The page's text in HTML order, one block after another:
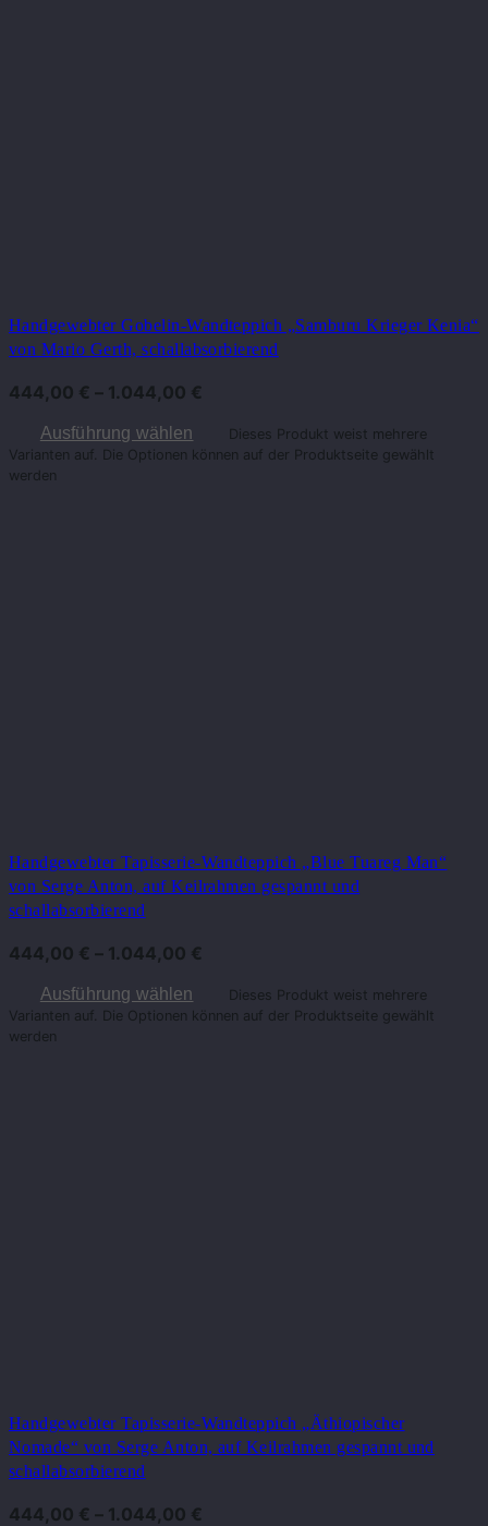
Handgewebter Gobelin-Wandteppich „Samburu Krieger Kenia“
von Mario Gerth, schallabsorbierend
444,00 € – 1.044,00 €
Ausführung wählen
Dieses Produkt weist mehrere
Varianten auf. Die Optionen können auf der Produktseite gewählt
werden
Handgewebter Tapisserie-Wandteppich „Blue Tuareg Man“
von Serge Anton, auf Keilrahmen gespannt und
schallabsorbierend
444,00 € – 1.044,00 €
Ausführung wählen
Dieses Produkt weist mehrere
Varianten auf. Die Optionen können auf der Produktseite gewählt
werden
Handgewebter Tapisserie-Wandteppich „Äthiopischer
Nomade“ von Serge Anton, auf Keilrahmen gespannt und
schallabsorbierend
444,00 € – 1.044,00 €